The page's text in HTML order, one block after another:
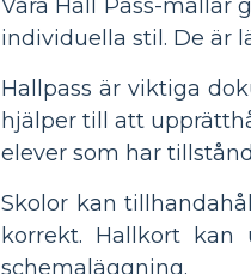
Våra Hall Pass-mallar
individuella stil. De är
Hallpass är viktiga
hjälper till att
elever som har
Skolor kan
korrekt. Hallkort
schemaläggning.